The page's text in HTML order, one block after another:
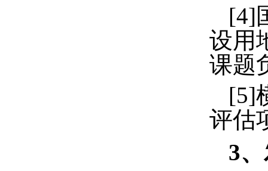
[4]
设用
课题
[5]
评估
3